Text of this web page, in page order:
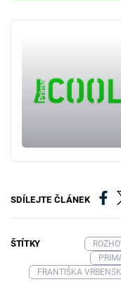
SDÍLEJTE ČLÁNEK
ŠTÍTKY
FRANTIŠKA